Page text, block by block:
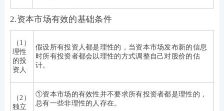
2.资本市场有效的基础条件
（1）
理性
的投
资人
假设所有投资人都是理性的，当资本市场发布新的信息
时所有投资者都会以理性的方式调整自己对股价的估
计。
（2）
独立
①资本市场的有效性并不要求所有投资者都是理性的，
总有一些非理性的人存在。